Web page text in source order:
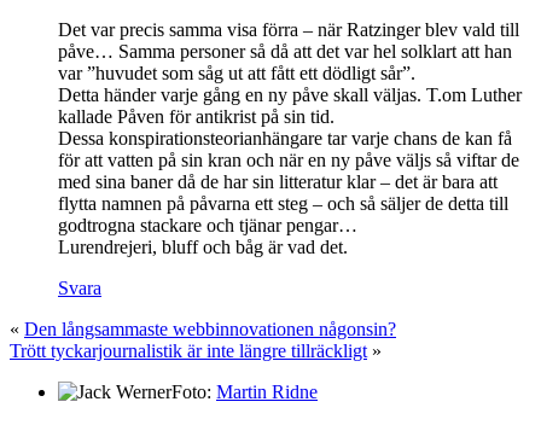
Det var precis samma visa förra – när Ratzinger blev vald till
påve… Samma personer så då att det var hel solklart att han
var ”huvudet som såg ut att fått ett dödligt sår”.
Detta händer varje gång en ny påve skall väljas. T.om Luther
kallade Påven för antikrist på sin tid.
Dessa konspirationsteorianhängare tar varje chans de kan få
för att vatten på sin kran och när en ny påve väljs så viftar de
med sina baner då de har sin litteratur klar – det är bara att
flytta namnen på påvarna ett steg – och så säljer de detta till
godtrogna stackare och tjänar pengar…
Lurendrejeri, bluff och båg är vad det.
Svara
« Den långsammaste webbinnovationen någonsin?
Trött tyckarjournalistik är inte längre tillräckligt »
Foto: Martin Ridne